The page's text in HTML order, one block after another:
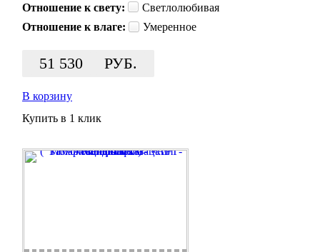
Отношение к свету:
Светлолюбивая
Отношение к влаге:
Умеренное
51 530 РУБ.
В корзину
Купить в 1 клик